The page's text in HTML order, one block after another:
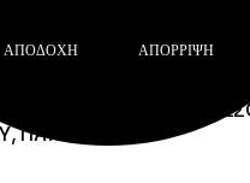
ΗΛΕΚΤΡΟΝΙΚΟΣ
ΣΤΕΓΑΣΗΣ ΤΩΝ
ΔΗΜΟΚΡΙΤΕΙΟΥ
ΘΡΑΚΗΣ, ΕΛΛΗΝΙΚΟΥ
ΠΑΤΡΩΝ
ΑΠΟΔΟΧΉ ΑΠΌΡΡΙΨΗ